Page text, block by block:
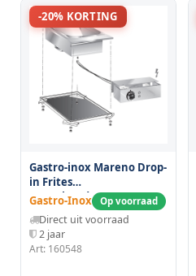
-20% KORTING
Gastro-inox Mareno Drop-
in Frites
Warmhoudapparaat
40cm Met Aansluitblok
Gastro-Inox Op voorraad
Direct uit voorraad
2 jaar
Art: 160548